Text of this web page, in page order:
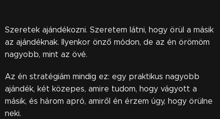
Szeretek ajándékozni. Szeretem látni, hogy örül a másik
az ajándéknak. Ilyenkor önző módon, de az én örömöm
nagyobb, mint az övé.
Az én stratégiám mindig ez: egy praktikus nagyobb
ajándék, két közepes, amire tudom, hogy vágyott a
másik, és három apró, amiről én érzem úgy, hogy örülne
neki.